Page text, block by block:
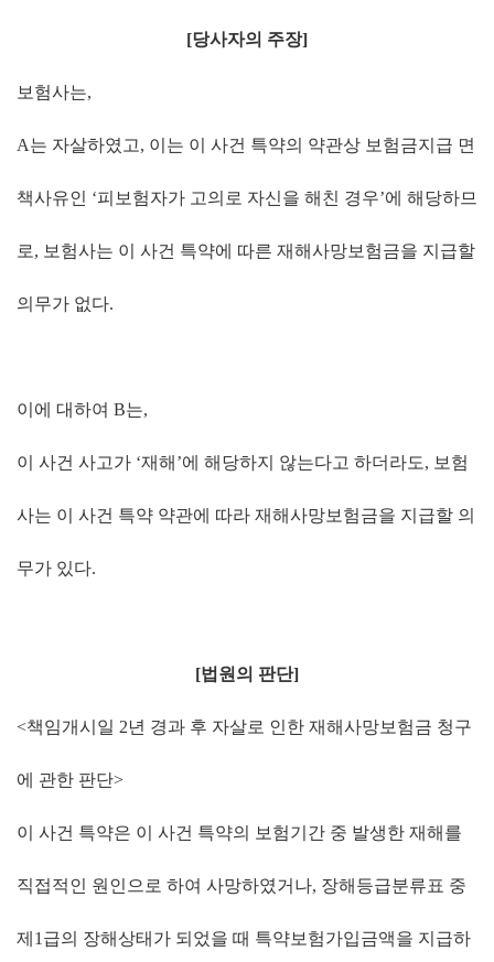
[당사자의 주장]
보험사는,
A는 자살하였고, 이는 이 사건 특약의 약관상 보험금지급 면
책사유인 ‘피보험자가 고의로 자신을 해친 경우’에 해당하므
로, 보험사는 이 사건 특약에 따른 재해사망보험금을 지급할
의무가 없다.
이에 대하여 B는,
이 사건 사고가 ‘재해 ’에 해당하지 않는다고 하더라도, 보험
사는 이 사건 특약 약관에 따라 재해사망보험금을 지급할 의
무가 있다.
[법원의 판단]
<책임개시일 2년 경과 후 자살로 인한 재해사망보험금 청구
에 관한 판단>
이 사건 특약은 이 사건 특약의 보험기간 중 발생한 재해를
직접적인 원인으로 하여 사망하였거나, 장해등급분류표 중
제 1 급의 장해상태가 되었을 때 특약보험가입금액을 지급하